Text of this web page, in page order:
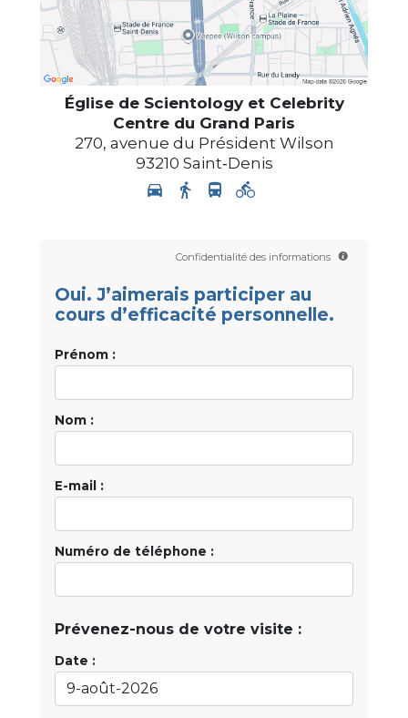
Église de Scientology et Celebrity
Centre du Grand Paris
270, avenue du Président Wilson
93210 Saint‑Denis
Confidentialité des informations
Oui. J’aimerais participer au
cours d’efficacité personnelle.
Prénom :
Nom :
E-mail :
Numéro de téléphone :
Prévenez-nous de votre visite :
Date :